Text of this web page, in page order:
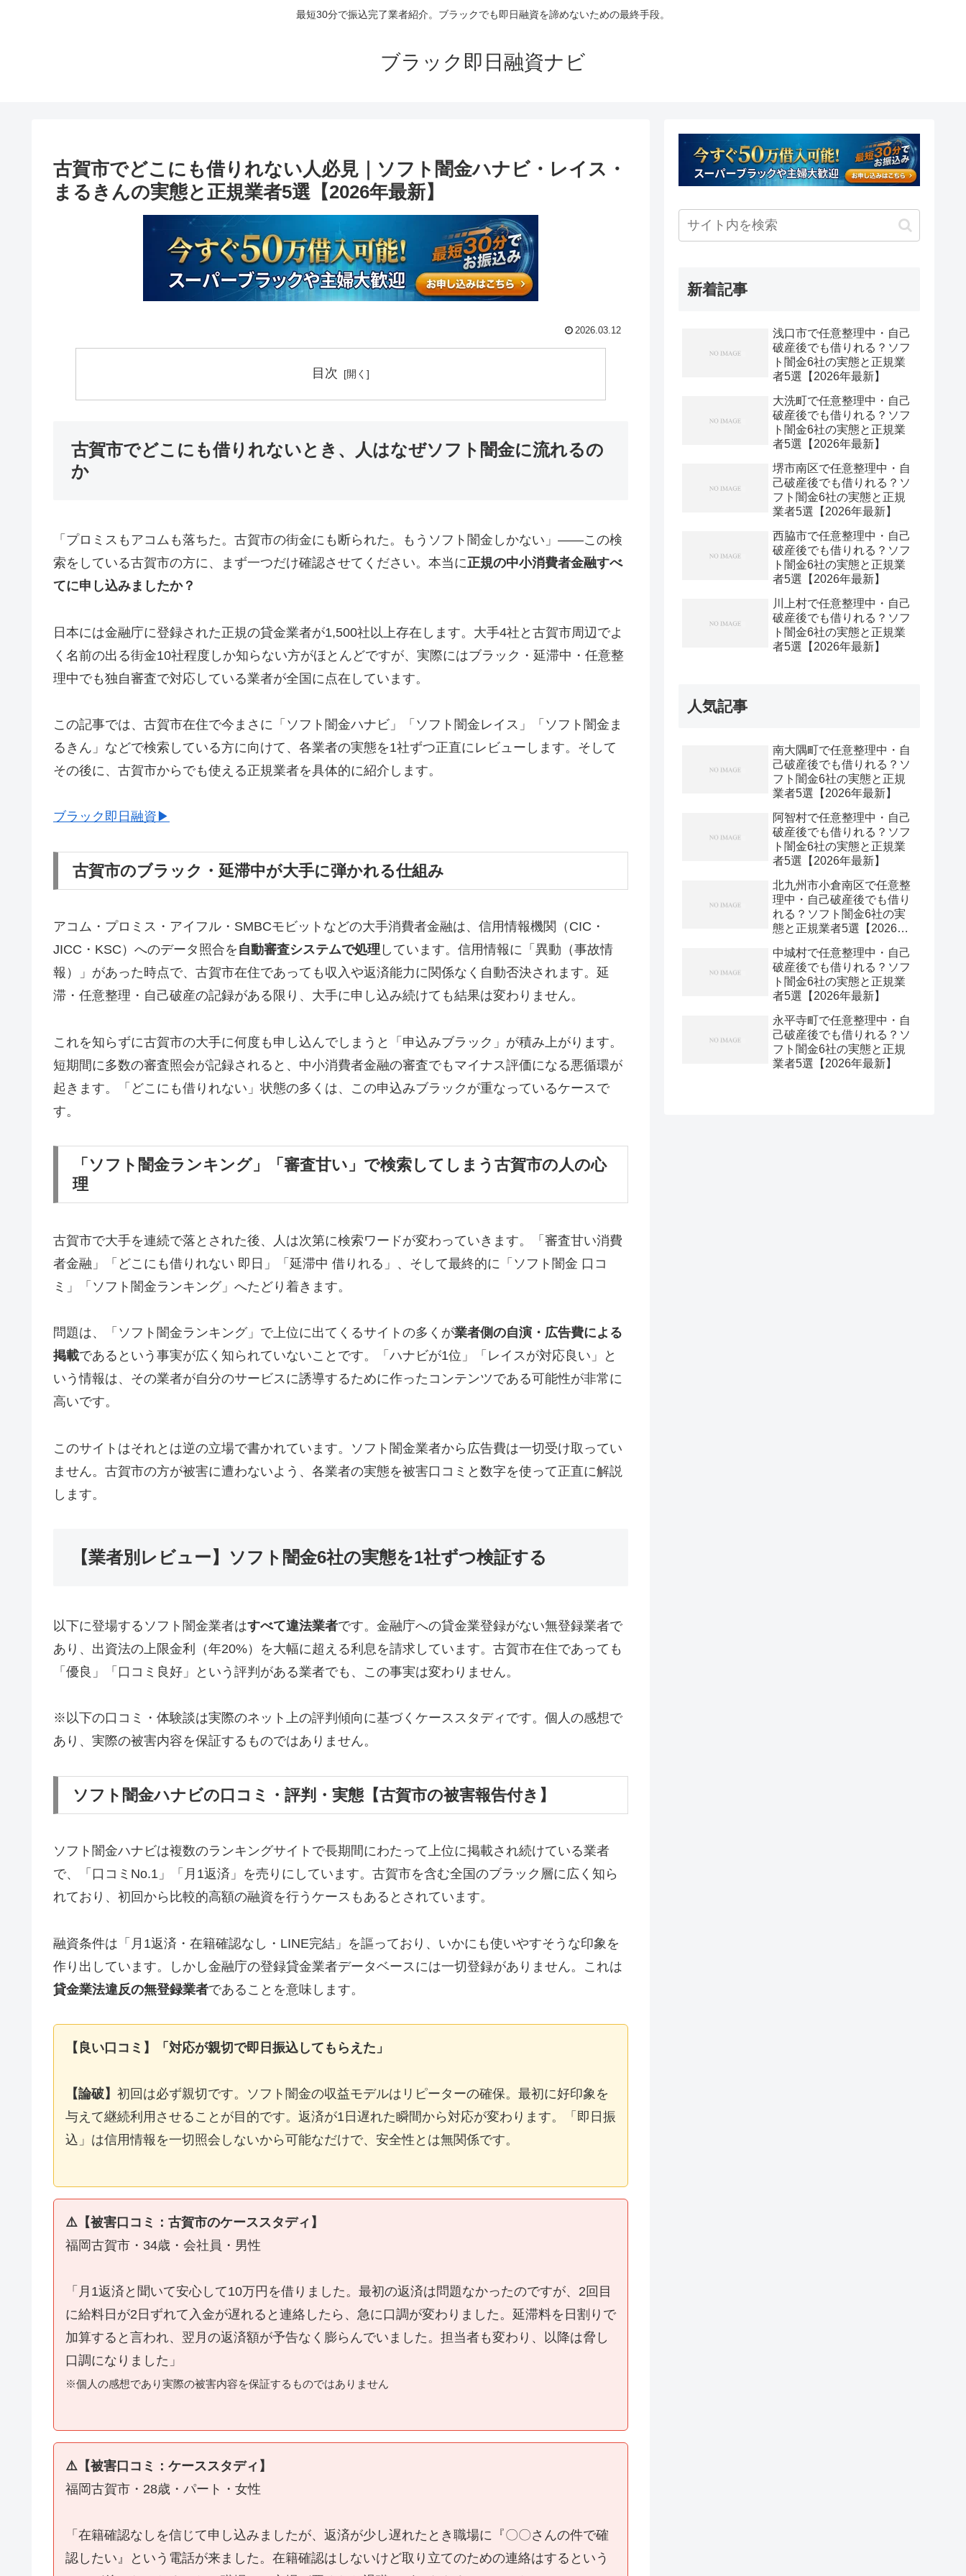
最短30分で振込完了業者紹介。ブラックでも即日融資を諦めないための最終手段。
ブラック即日融資ナビ
古賀市でどこにも借りれない人必見｜ソフト闇金ハナビ・レイス・
まるきんの実態と正規業者5選【2026年最新】
2026.03.12
目次
古賀市でどこにも借りれないとき、人はなぜソフト闇金に流れるの
か
「プロミスもアコムも落ちた。古賀市の街金にも断られた。もうソフト闇金しかない」——この検
索をしている古賀市の方に、まず一つだけ確認させてください。本当に正規の中小消費者金融すべ
てに申し込みましたか？
日本には金融庁に登録された正規の貸金業者が1,500社以上存在します。大手4社と古賀市周辺でよ
く名前の出る街金10社程度しか知らない方がほとんどですが、実際にはブラック・延滞中・任意整
理中でも独自審査で対応している業者が全国に点在しています。
この記事では、古賀市在住で今まさに「ソフト闇金ハナビ」「ソフト闇金レイス」「ソフト闇金ま
るきん」などで検索している方に向けて、各業者の実態を1社ずつ正直にレビューします。そして
その後に、古賀市からでも使える正規業者を具体的に紹介します。
ブラック即日融資▶
古賀市のブラック・延滞中が大手に弾かれる仕組み
アコム・プロミス・アイフル・SMBCモビットなどの大手消費者金融は、信用情報機関（CIC・
JICC・KSC）へのデータ照合を 自動審査システムで処理 しています。信用情報に「異動（事故情
報）」があった時点で、古賀市在住であっても収入や返済能力に関係なく自動否決されます。延
滞・任意整理・自己破産の記録がある限り、大手に申し込み続けても結果は変わりません。
これを知らずに古賀市の大手に何度も申し込んでしまうと「申込みブラック」が積み上がります。
短期間に多数の審査照会が記録されると、中小消費者金融の審査でもマイナス評価になる悪循環が
起きます。「どこにも借りれない」状態の多くは、この申込みブラックが重なっているケースで
す。
「ソフト闇金ランキング」「審査甘い」で検索してしまう古賀市の人の心
理
古賀市で大手を連続で落とされた後、人は次第に検索ワードが変わっていきます。「審査甘い消費
者金融」「どこにも借りれない 即日」「延滞中 借りれる」、そして最終的に「ソフト闇金 口コ
ミ」「ソフト闇金ランキング」へたどり着きます。
問題は、「ソフト闇金ランキング」で上位に出てくるサイトの多くが業者側の自演・広告費による
掲載であるという事実が広く知られていないことです。「ハナビが1位」「レイスが対応良い」と
いう情報は、その業者が自分のサービスに誘導するために作ったコンテンツである可能性が非常に
高いです。
このサイトはそれとは逆の立場で書かれています。ソフト闇金業者から広告費は一切受け取ってい
ません。古賀市の方が被害に遭わないよう、各業者の実態を被害口コミと数字を使って正直に解説
します。
【業者別レビュー】ソフト闇金6社の実態を1社ずつ検証する
以下に登場するソフト闇金業者はすべて違法業者です。金融庁への貸金業登録がない無登録業者で
あり、出資法の上限金利（年20%）を大幅に超える利息を請求しています。古賀市在住であっても
「優良」「口コミ良好」という評判がある業者でも、この事実は変わりません。
※以下の口コミ・体験談は実際のネット上の評判傾向に基づくケーススタディです。個人の感想で
あり、実際の被害内容を保証するものではありません。
ソフト闇金ハナビの口コミ・評判・実態【古賀市の被害報告付き】
ソフト闇金ハナビは複数のランキングサイトで長期間にわたって上位に掲載され続けている業者
で、「口コミNo.1」「月1返済」を売りにしています。古賀市を含む全国のブラック層に広く知ら
れており、初回から比較的高額の融資を行うケースもあるとされています。
融資条件は「月1返済・在籍確認なし・LINE完結」を謳っており、いかにも使いやすそうな印象を
作り出しています。しかし金融庁の登録貸金業者データベースには一切登録がありません。これは
貸金業法違反の無登録業者であることを意味します。
【良い口コミ】「対応が親切で即日振込してもらえた」
【論破】 初回は必ず親切です。ソフト闇金の収益モデルはリピーターの確保。最初に好印象を
与えて継続利用させることが目的です。返済が1日遅れた瞬間から対応が変わります。「即日振
込」は信用情報を一切照会しないから可能なだけで、安全性とは無関係です。
⚠️【被害口コミ：古賀市のケーススタディ】
福岡古賀市・34歳・会社員・男性
「月1返済と聞いて安心して10万円を借りました。最初の返済は問題なかったのですが、2回目
に給料日が2日ずれて入金が遅れると連絡したら、急に口調が変わりました。延滞料を日割りで
加算すると言われ、翌月の返済額が予告なく膨らんでいました。担当者も変わり、以降は脅し
口調になりました」
※個人の感想であり実際の被害内容を保証するものではありません
⚠️【被害口コミ：ケーススタディ】
福岡古賀市・28歳・パート・女性
「在籍確認なしを信じて申し込みましたが、返済が少し遅れたとき職場に『〇〇さんの件で確
認したい』という電話が来ました。在籍確認はしないけど取り立てのための連絡はするという
新着記事
浅口市で任意整理中・自己
破産後でも借りれる？ソフ
ト闇金6社の実態と正規業
者5選【2026年最新】
大洗町で任意整理中・自己
破産後でも借りれる？ソフ
ト闇金6社の実態と正規業
者5選【2026年最新】
堺市南区で任意整理中・自
己破産後でも借りれる？ソ
フト闇金6社の実態と正規
業者5選【2026年最新】
西脇市で任意整理中・自己
破産後でも借りれる？ソフ
ト闇金6社の実態と正規業
者5選【2026年最新】
川上村で任意整理中・自己
破産後でも借りれる？ソフ
ト闇金6社の実態と正規業
者5選【2026年最新】
人気記事
南大隅町で任意整理中・自
己破産後でも借りれる？ソ
フト闇金6社の実態と正規
業者5選【2026年最新】
阿智村で任意整理中・自己
破産後でも借りれる？ソフ
ト闇金6社の実態と正規業
者5選【2026年最新】
北九州市小倉南区で任意整
理中・自己破産後でも借り
れる？ソフト闇金6社の実
態と正規業者5選【2026年
中城村で任意整理中・自己
破産後でも借りれる？ソフ
ト闇金6社の実態と正規業
者5選【2026年最新】
永平寺町で任意整理中・自
己破産後でも借りれる？ソ
フト闇金6社の実態と正規
業者5選【2026年最新】